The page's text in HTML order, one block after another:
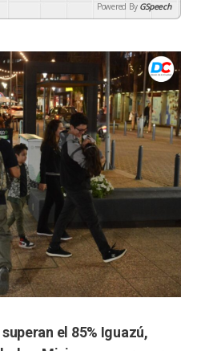
Powered By GSpeech
el 85% Iguazú,